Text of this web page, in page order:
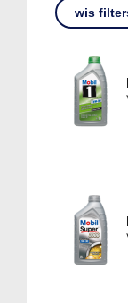
wis